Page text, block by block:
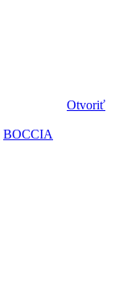
Otvoriť
BOCCIA